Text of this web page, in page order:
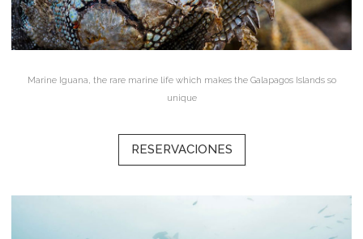
Marine Iguana, the rare marine life which makes the Galapagos Islands so
unique
RESERVACIONES